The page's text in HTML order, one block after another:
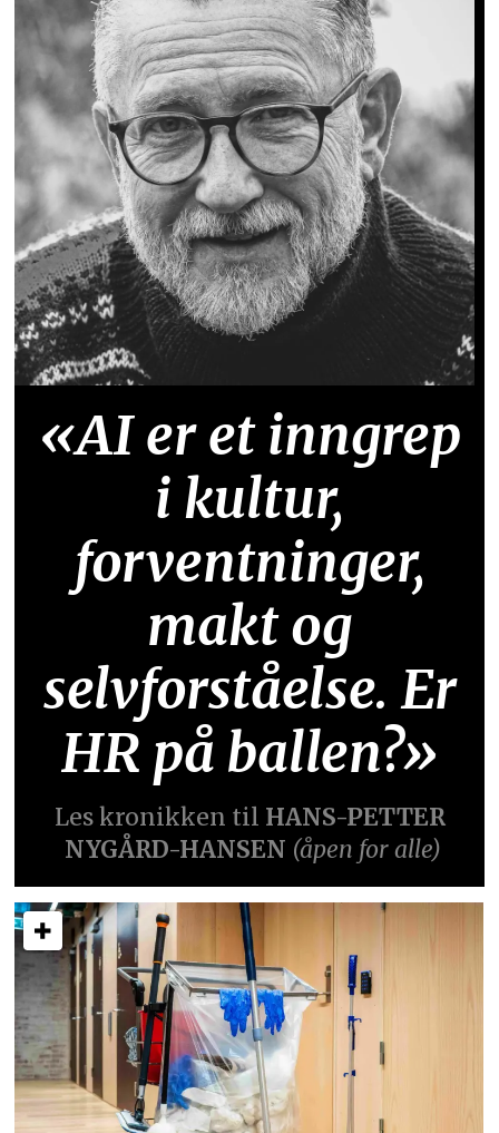
«AI er et inngrep
i kultur,
forventninger,
makt og
selvforståelse. Er
HR på ballen?»
Les kronikken til HANS-PETTER
NYGÅRD-HANSEN (åpen for alle)